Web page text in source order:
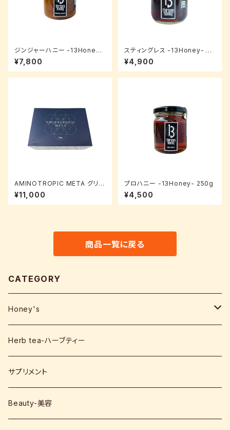
ジンジャーハニー -13Honey-
250g
¥7,800
スティングレス -13Honey- 25
0g
¥4,900
AMINOTROPIC META グリシ
ン黒糖入り
¥11,000
プロハニー -13Honey- 250g
¥4,500
商品一覧に戻る
CATEGORY
Honey's
Australia-オーストラリア
HTQ
HIG
Malaysia-マレーシア
1500g
New Zealand-ニュージーランド
Herb tea-ハーブティー
サプリメント
Beauty-美容